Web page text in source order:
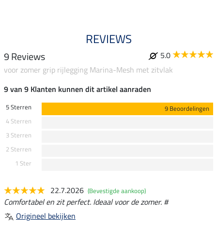
REVIEWS
9 Reviews
5.0
voor zomer grip rijlegging Marina-Mesh met zitvlak
9 van 9 Klanten kunnen dit artikel aanraden
5 Sterren
9 Beoordelingen
4 Sterren
3 Sterren
2 Sterren
1 Ster
22.7.2026 (Bevestigde aankoop)
Comfortabel en zit perfect. Ideaal voor de zomer. #
Origineel bekijken